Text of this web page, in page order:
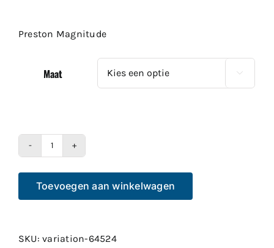
€139.49
Preston Magnitude
Maat 
Preston
aantal
Toevoegen aan winkelwagen
SKU:variation-64524